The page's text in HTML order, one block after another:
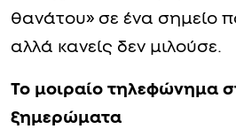
θανάτου» σε ένα σημείο
αλλά κανείς δεν μιλούσε.
Το μοιραίο τηλεφώνημα
ξημερώματα